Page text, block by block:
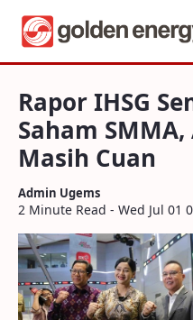
Rapor IHSG
Rapor IHSG
Saham
Masih Cuan
Admin Ugems
2 Minute Read - Wed Jul 01